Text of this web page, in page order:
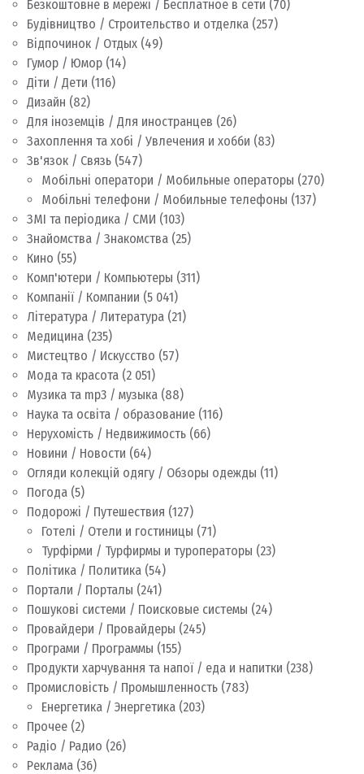
Безкоштовне в мережі / Бесплатное в сети (70)
Будівництво / Строительство и отделка (257)
Відпочинок / Отдых (49)
Гумор / Юмор (14)
Діти / Дети (116)
Дизайн (82)
Для іноземців / Для иностранцев (26)
Захоплення та хобі / Увлечения и хобби (83)
Зв'язок / Связь (547)
Мобільні оператори / Мобильные операторы (270)
Мобільні телефони / Мобильные телефоны (137)
ЗМІ та періодика / СМИ (103)
Знайомства / Знакомства (25)
Кино (55)
Комп'ютери / Компьютеры (311)
Компанії / Компании (5 041)
Література / Литература (21)
Медицина (235)
Мистецтво / Искусство (57)
Мода та красота (2 051)
Музика та mp3 / музыка (88)
Наука та освіта / образование (116)
Нерухомість / Недвижимость (66)
Новини / Новости (64)
Огляди колекцій одягу / Обзоры одежды (11)
Погода (5)
Подорожі / Путешествия (127)
Готелі / Отели и гостиницы (71)
Турфірми / Турфирмы и туроператоры (23)
Політика / Политика (54)
Портали / Порталы (241)
Пошукові системи / Поисковые системы (24)
Провайдери / Провайдеры (245)
Програми / Программы (155)
Продукти харчування та напої / еда и напитки (238)
Промисловість / Промышленность (783)
Енергетика / Энергетика (203)
Прочее (2)
Радіо / Радио (26)
Реклама (36)